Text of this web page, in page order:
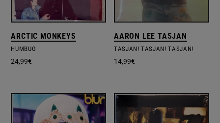
ARCTIC MONKEYS
HUMBUG
24,99€
AARON LEE TASJAN
TASJAN! TASJAN! TASJAN!
14,99€